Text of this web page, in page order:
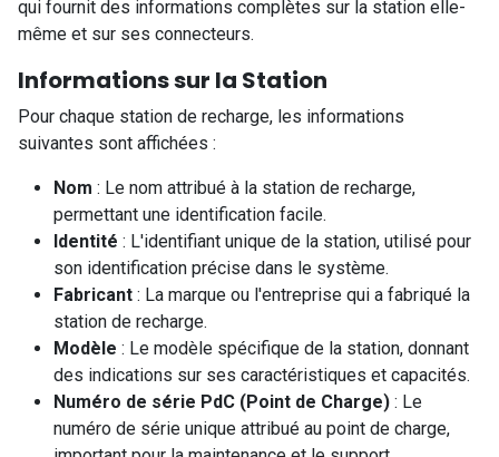
qui fournit des informations complètes sur la station elle-
même et sur ses connecteurs.
Informations sur la Station
Pour chaque station de recharge, les informations
suivantes sont affichées :
Nom : Le nom attribué à la station de recharge,
permettant une identification facile.
Identité : L'identifiant unique de la station, utilisé pour
son identification précise dans le système.
Fabricant : La marque ou l'entreprise qui a fabriqué la
station de recharge.
Modèle : Le modèle spécifique de la station, donnant
des indications sur ses caractéristiques et capacités.
Numéro de série PdC (Point de Charge) : Le
numéro de série unique attribué au point de charge,